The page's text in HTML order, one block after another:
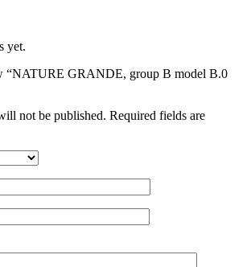
yet.
“NATURE GRANDE, group B model B.0
not be published. Required fields are